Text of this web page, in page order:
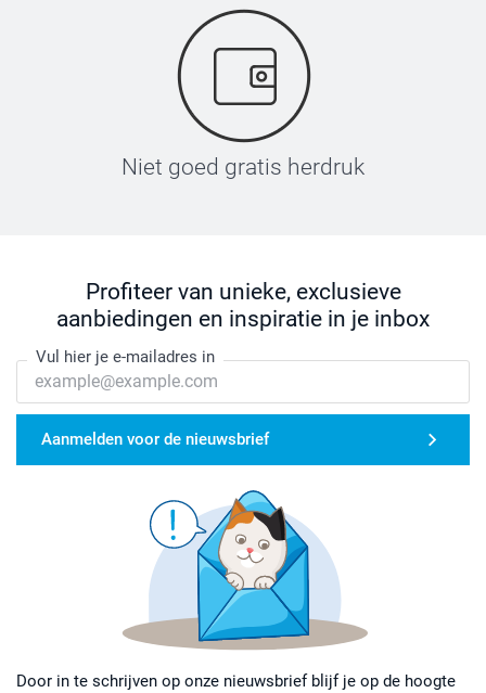
Niet goed gratis herdruk
Profiteer van unieke, exclusieve
aanbiedingen en inspiratie in je inbox
Vul hier je e-mailadres in
Aanmelden voor de nieuwsbrief
Door in te schrijven op onze nieuwsbrief blijf je op de hoogte